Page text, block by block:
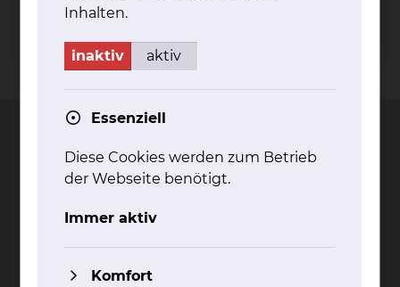
Kontakt Impressum
Braunschweig gGmbH
Freisestr. 9/10
38118 Braunschweig
Inhalten.
inaktiv aktiv
Essenziell
Diese Cookies werden zum Betrieb
der Webseite benötigt.
Immer aktiv
Komfort